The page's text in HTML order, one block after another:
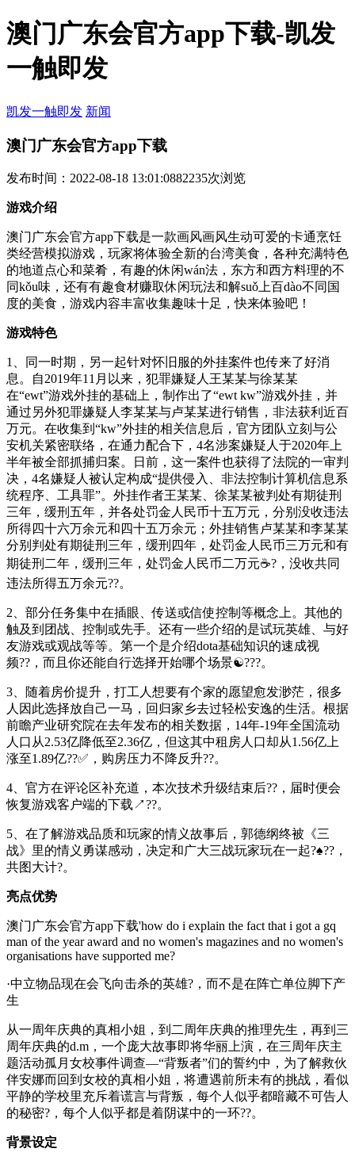
澳门广东会官方app下载-凯发
一触即发
凯发一触即发 新闻
澳门广东会官方app下载
发布时间：2022-08-18 13:01:0882235次浏览
游戏介绍
澳门广东会官方app下载是一款画风画风生动可爱的卡通烹饪
类经营模拟游戏，玩家将体验全新的台湾美食，各种充满特色
的地道点心和菜肴，有趣的休闲wán法，东方和西方料理的不
同kǒu味，还有有趣食材赚取休闲玩法和解suǒ上百dào不同国
度的美食，游戏内容丰富收集趣味十足，快来体验吧！
游戏特色
1、同一时期，另一起针对怀旧服的外挂案件也传来了好消
息。自2019年11月以来，犯罪嫌疑人王某某与徐某某
在“ewt”游戏外挂的基础上，制作出了“ewt kw”游戏外挂，并
通过另外犯罪嫌疑人李某某与卢某某进行销售，非法获利近百
万元。在收集到“kw”外挂的相关信息后，官方团队立刻与公
安机关紧密联络，在通力配合下，4名涉案嫌疑人于2020年上
半年被全部抓捕归案。日前，这一案件也获得了法院的一审判
决，4名嫌疑人被认定构成“提供侵入、非法控制计算机信息系
统程序、工具罪”。外挂作者王某某、徐某某被判处有期徒刑
三年，缓刑五年，并各处罚金人民币十五万元，分别没收违法
所得四十六万余元和四十五万余元；外挂销售卢某某和李某某
分别判处有期徒刑三年，缓刑四年，处罚金人民币三万元和有
期徒刑二年，缓刑三年，处罚金人民币二万元☕?，没收共同
违法所得五万余元??。
2、部分任务集中在插眼、传送或信使控制等概念上。其他的
触及到团战、控制或先手。还有一些介绍的是试玩英雄、与好
友游戏或观战等等。第一个是介绍dota基础知识的速成视
频??，而且你还能自行选择开始哪个场景☯???。
3、随着房价提升，打工人想要有个家的愿望愈发渺茫，很多
人因此选择放自己一马，回归家乡去过轻松安逸的生活。根据
前瞻产业研究院在去年发布的相关数据，14年-19年全国流动
人口从2.53亿降低至2.36亿，但这其中租房人口却从1.56亿上
涨至1.89亿??✅，购房压力不降反升??。
4、官方在评论区补充道，本次技术升级结束后??，届时便会
恢复游戏客户端的下载↗??。
5、在了解游戏品质和玩家的情义故事后，郭德纲终被《三
战》里的情义勇谋感动，决定和广大三战玩家玩在一起?♠??，
共图大计?。
亮点优势
澳门广东会官方app下载'how do i explain the fact that i got a gq
man of the year award and no women's magazines and no women's
organisations have supported me?
·中立物品现在会飞向击杀的英雄?，而不是在阵亡单位脚下产
生
从一周年庆典的真相小姐，到二周年庆典的推理先生，再到三
周年庆典的d.m，一个庞大故事即将华丽上演，在三周年庆主
题活动孤月女校事件调查—“背叛者”们的誓约中，为了解救伙
伴安娜而回到女校的真相小姐，将遭遇前所未有的挑战，看似
平静的学校里充斥着谎言与背叛，每个人似乎都暗藏不可告人
的秘密?，每个人似乎都是着阴谋中的一环??。
背景设定